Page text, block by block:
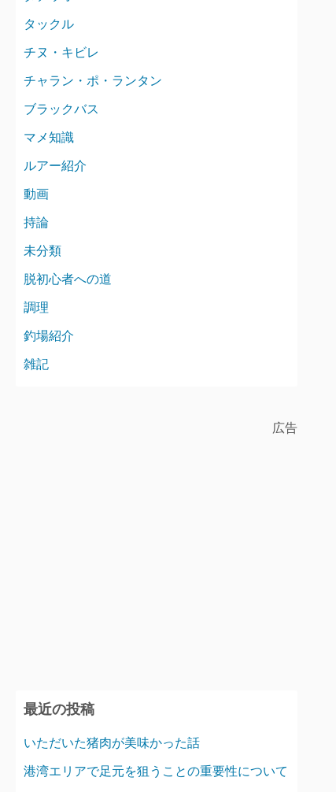
タックル
チヌ・キビレ
チャラン・ポ・ランタン
ブラックバス
マメ知識
ルアー紹介
動画
持論
未分類
脱初心者への道
調理
釣場紹介
雑記
広告
最近の投稿
いただいた猪肉が美味かった話
港湾エリアで足元を狙うことの重要性について